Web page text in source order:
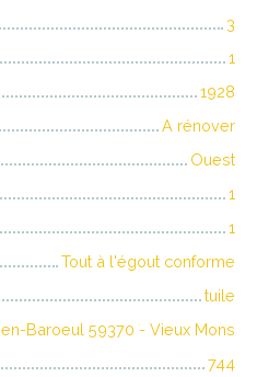
3
1
1928
A rénover
Ouest
1
1
Tout à l'égout conforme
tuile
Baroeul 59370 - Vieux Mons
744